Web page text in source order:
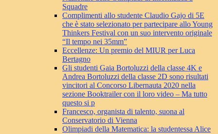
Squadre
Complimenti allo studente Claudio Gajo di 5E
che è stato selezionato per partecipare allo Young
Thinkers Festival con un suo intervento originale
“Il tempo nei 35mm”
Eccellenze: Un premio del MIUR per Luca
Bertagno
Gli studenti Gaia Bortoluzzi della classe 4K e
Andrea Bortoluzzi della classe 2D sono risultati
vincitori al Concorso Libernauta 2020 nella
sezione Booktrailer con il loro video – Ma tutto
questo si p
Francesco, organista di talento, suona al
Conservatorio di Vienna
Olimpiadi della Matematica: la studentessa Alice